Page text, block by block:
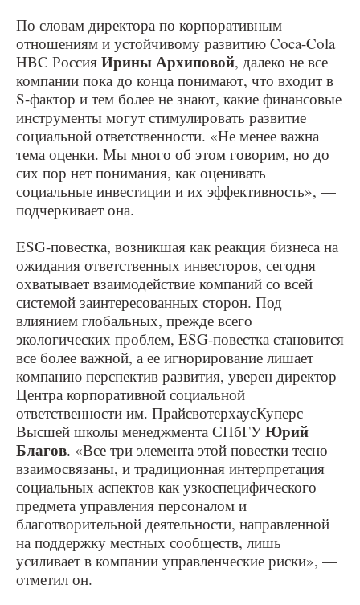
По словам директора по корпоративным
отношениям и устойчивому развитию Coca-Cola
HBC Россия Ирины Архиповой, далеко не все
компании пока до конца понимают, что входит в
S-фактор и тем более не знают, какие финансовые
инструменты могут стимулировать развитие
социальной ответственности. «Не менее важна
тема оценки. Мы много об этом говорим, но до
сих пор нет понимания, как оценивать
социальные инвестиции и их эффективность», —
подчеркивает она.
ESG-повестка, возникшая как реакция бизнеса на
ожидания ответственных инвесторов, сегодня
охватывает взаимодействие компаний со всей
системой заинтересованных сторон. Под
влиянием глобальных, прежде всего
экологических проблем, ESG-повестка становится
все более важной, а ее игнорирование лишает
компанию перспектив развития, уверен директор
Центра корпоративной социальной
ответственности им. ПрайсвотерхаусКуперс
Высшей школы менеджмента СПбГУЮрий
Благов. «Все три элемента этой повестки тесно
взаимосвязаны, и традиционная интерпретация
социальных аспектов как узкоспецифического
предмета управления персоналом и
благотворительной деятельности, направленной
на поддержку местных сообществ, лишь
усиливает в компании управленческие риски», —
отметил он.